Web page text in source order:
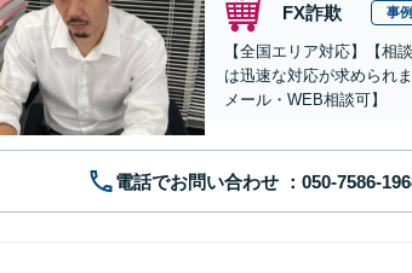
FX詐欺 事
【全国エリア対応】【相
は迅速な対応が求められ
メール・WEB相談可】
電話でお問い合わせ